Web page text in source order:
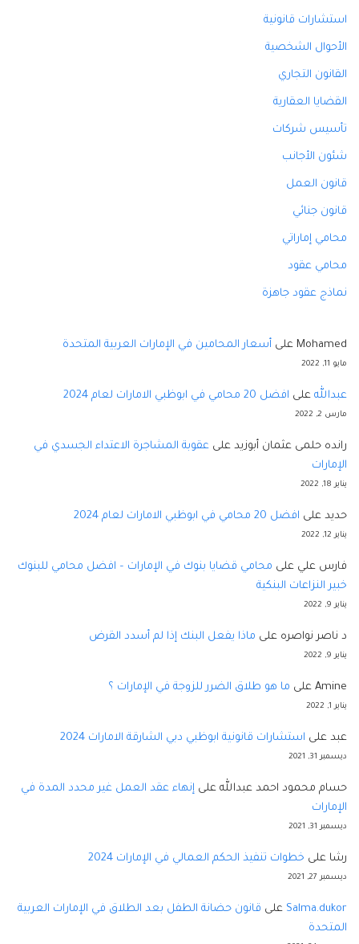
استشارات قانونية
الأحوال الشخصية
القانون التجاري
القضايا العقارية
تأسيس شركات
شئون الأجانب
قانون العمل
قانون جنائي
محامي إماراتي
محامي عقود
نماذج عقود جاهزة
Mohamed على أسعار المحامين في الإمارات العربية المتحدة
مايو 11, 2022
عبدالله على افضل 20 محامي في ابوظبي الامارات لعام 2024
مارس 2, 2022
رانده حلمى عثمان أبوزيد على عقوبة المشاجرة الاعتداء الجسدي في
الإمارات
يناير 18, 2022
حديد على افضل 20 محامي في ابوظبي الامارات لعام 2024
يناير 12, 2022
فارس علي على محامي قضايا بنوك في الإمارات – افضل محامي للبنوك
خبير النزاعات البنكية
يناير 9, 2022
د ناصر نواصره على ماذا يفعل البنك إذا لم أسدد القرض
يناير 9, 2022
Amine على ما هو طلاق الضرر للزوجة في الإمارات ؟
يناير 1, 2022
عبد على استشارات قانونية ابوظبي دبي الشارقة الامارات 2024
ديسمبر 31, 2021
حسام محمود احمد عبدالله على إنهاء عقد العمل غير محدد المدة في
الإمارات
ديسمبر 31, 2021
رشا على خطوات تنفيذ الحكم العمالي في الإمارات 2024
ديسمبر 27, 2021
Salma.dukor على قانون حضانة الطفل بعد الطلاق في الإمارات العربية
المتحدة